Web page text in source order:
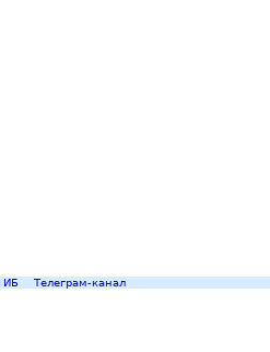
ИБ Телеграм-канал